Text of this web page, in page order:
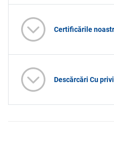
Certificările
Descărcări Cu